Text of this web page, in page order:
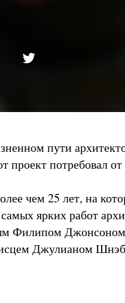
пути
проект потребовал
чем 25 лет, на
ярких работ
Филипом
Джулианом